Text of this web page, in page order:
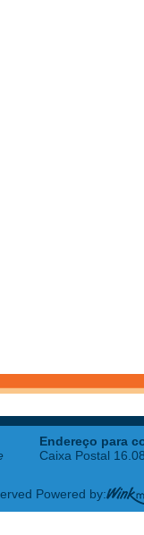
Endereço para
Caixa Postal
Powered by: